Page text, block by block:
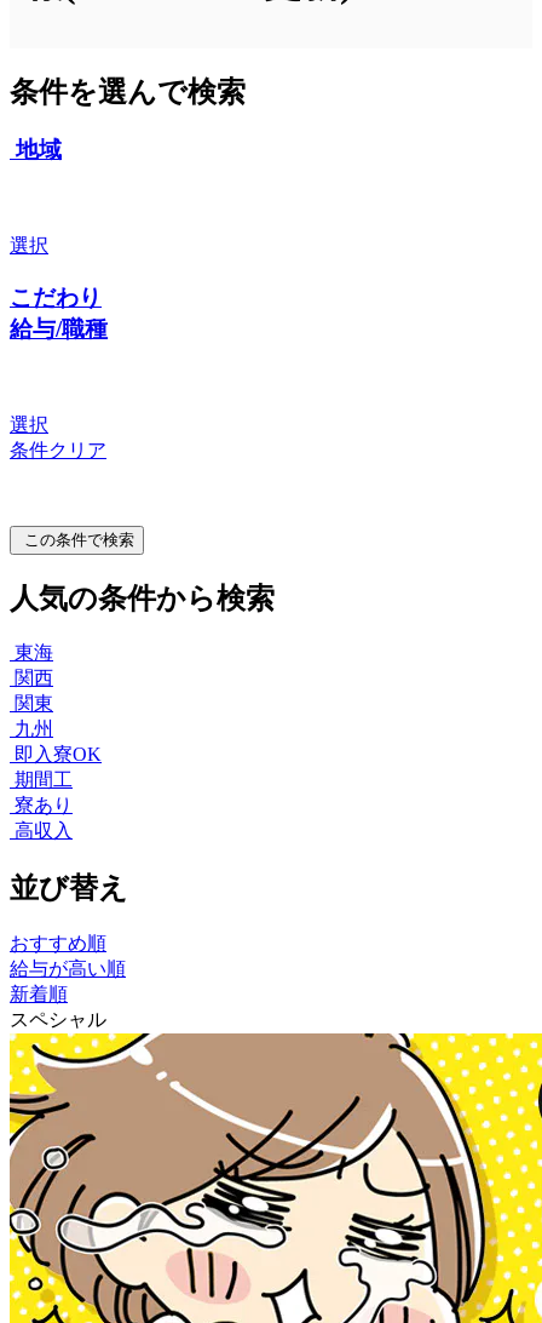
条件を選んで検索
地域
選択
こだわり
給与/職種
選択
条件クリア
この条件で検索
人気の条件から検索
東海
関西
関東
九州
即入寮OK
期間工
寮あり
高収入
並び替え
おすすめ順
給与が高い順
新着順
スペシャル